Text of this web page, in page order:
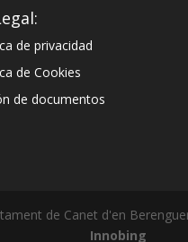
de privacidad
de Cookies
de documentos
de Canet d'en
Innobing